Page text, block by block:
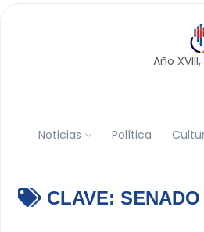
Año
Noticias Política
CLAVE: SENADO